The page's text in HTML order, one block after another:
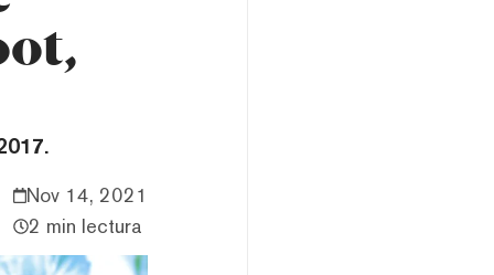
Nov 14, 2021
2 min lectura